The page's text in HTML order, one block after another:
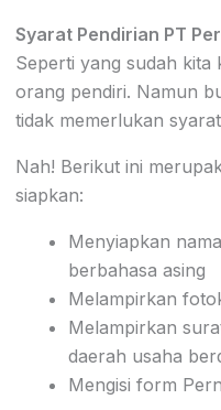
Syarat Pendirian PT
Seperti yang sudah
orang pendiri. Namun
tidak memerlukan
Nah! Berikut ini
siapkan:
Menyiapkan
berbahasa asing
Melampirkan
Melampirkan
daerah usaha
Mengisi form